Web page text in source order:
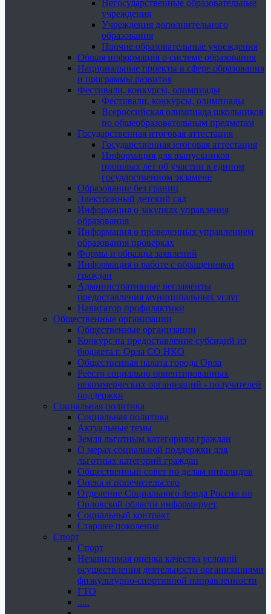
Негосударственные образовательные
учреждения
Учреждения дополнительного
образования
Прочие образовательные учреждения
Общая информация о системе образования
Национальные проекты в сфере образования
и программы развития
Фестивали, конкурсы, олимпиады
Фестивали, конкурсы, олимпиады
Всероссийская олимпиада школьников
по общеобразовательным предметам
Государственная итоговая аттестация
Государственная итоговая аттестация
Информация для выпускников
прошлых лет об участии в едином
государственном экзамене
Образование без границ
Электронный детский сад
Информация о закупках управления
образования
Информация о проведенных управлением
образования проверках
Формы и образцы заявлений
Информация о работе с обращениями
граждан
Административные регламенты
предоставления муниципальных услуг
Навигатор профилактики
Общественные организации
Общественные организации
Конкурс на предоставление субсидий из
бюджета г. Орла СО НКО
Общественная палата города Орла
Реестр социально ориентированных
некоммерческих организаций - получателей
поддержки
Социальная политика
Социальная политика
Актуальные темы
Земля льготным категориям граждан
О мерах социальной поддержки для
льготных категорий граждан
Общественный совет по делам инвалидов
Опека и попечительство
Отделение Социального фонда России по
Орловской области информирует
Социальный контракт
Старшее поколение
Спорт
Спорт
Независимая оценка качества условий
осуществления деятельности организациями
физкультурно-спортивной направленности
ГТО
.....